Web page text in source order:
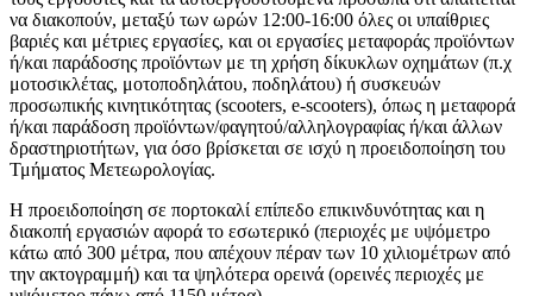
να διακοπούν, μεταξύ των ωρών 12:00-16:00 όλες οι υπαίθριες
βαριές και μέτριες εργασίες, και οι εργασίες μεταφοράς προϊόντων
ή/και παράδοσης προϊόντων με τη χρήση δίκυκλων οχημάτων (π.χ
μοτοσικλέτας, μοτοποδηλάτου, ποδηλάτου) ή συσκευών
προσωπικής κινητικότητας (scooters, e-scooters), όπως η μεταφορά
ή/και παράδοση προϊόντων/φαγητού/αλληλογραφίας ή/και άλλων
δραστηριοτήτων, για όσο βρίσκεται σε ισχύ η προειδοποίηση του
Τμήματος Μετεωρολογίας.
Η προειδοποίηση σε πορτοκαλί επίπεδο επικινδυνότητας και η
διακοπή εργασιών αφορά το εσωτερικό (περιοχές με υψόμετρο
κάτω από 300 μέτρα, που απέχουν πέραν των 10 χιλιομέτρων από
την ακτογραμμή) και τα ψηλότερα ορεινά (ορεινές περιοχές με